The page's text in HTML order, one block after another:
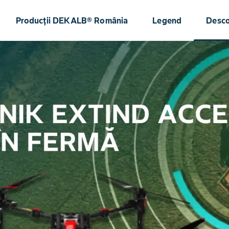
Producții DEKALB® România Legend